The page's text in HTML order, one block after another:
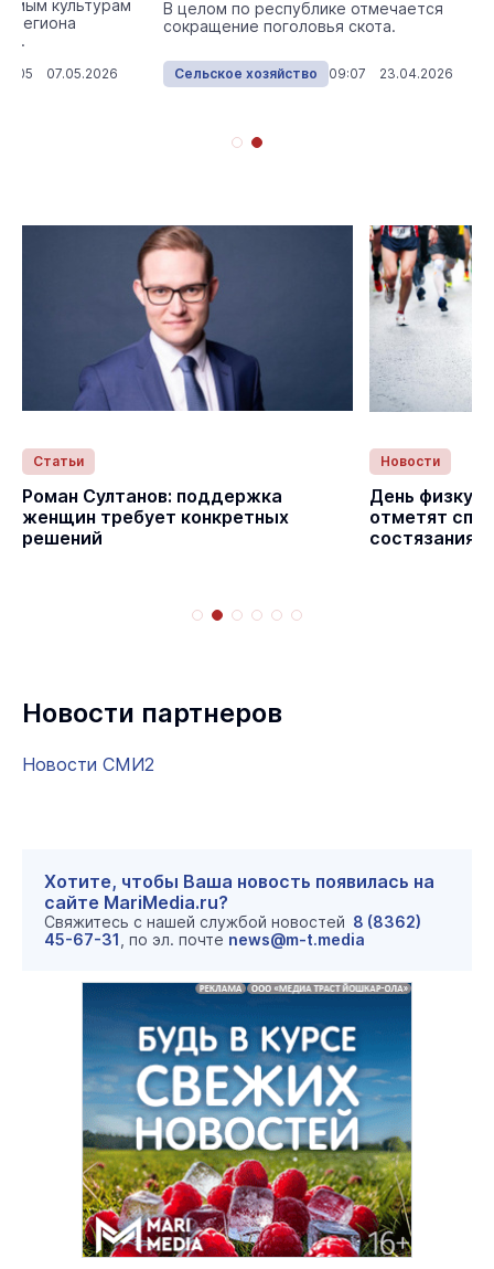
культурам
региона
07.05.2026
В целом по республике отмечается
сокращение поголовья скота.
Сельское хозяйство 09:07 23.04.2026
Статьи
Роман Султанов: поддержка
женщин требует конкретных
решений
Новости
День
отметят
Новости партнеров
Новости СМИ2
Хотите, чтобы Ваша новость появилась на
сайте MariMedia.ru?
Свяжитесь с нашей службой новостей 8 (8362)
45-67-31 , по эл. почте news@m-t.media